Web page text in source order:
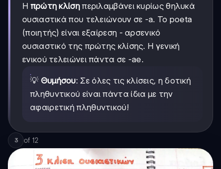
Η πρώτη κλίσηπεριλαμβάνει κυρίως θηλυκά
ουσιαστικά που τελειώνουν σε -a. Το poeta
(ποιητής) είναι εξαίρεση - αρσενικό
ουσιαστικό της πρώτης κλίσης. Η γενική
ενικού τελειώνει πάντα σε -ae.
💡 Θυμήσου: Σε όλες τις κλίσεις, η δοτική
πληθυντικού είναι πάντα ίδια με την
αφαιρετική πληθυντικού!
3 of 12